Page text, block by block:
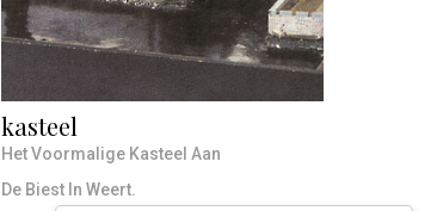
kasteel
Het Voormalige Kasteel Aan
De Biest In Weert.